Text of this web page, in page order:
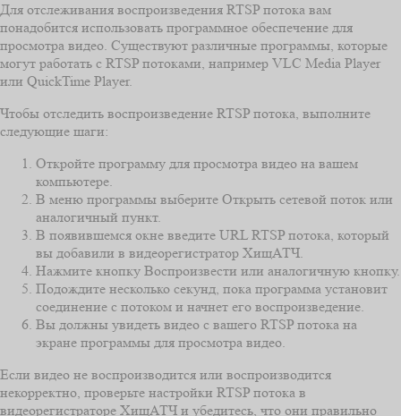
Для отслеживания воспроизведения RTSP потока вам
понадобится использовать программное обеспечение для
просмотра видео. Существуют различные программы, которые
могут работать с RTSP потоками, например VLC Media Player
или QuickTime Player.
Чтобы отследить воспроизведение RTSP потока, выполните
следующие шаги:
Откройте программу для просмотра видео на вашем
компьютере.
В меню программы выберите Открыть сетевой поток или
аналогичный пункт.
В появившемся окне введите URL RTSP потока, который
вы добавили в видеорегистратор ХищАТЧ.
Нажмите кнопку Воспроизвести или аналогичную кнопку.
Подождите несколько секунд, пока программа установит
соединение с потоком и начнет его воспроизведение.
Вы должны увидеть видео с вашего RTSP потока на
экране программы для просмотра видео.
Если видео не воспроизводится или воспроизводится
некорректно, проверьте настройки RTSP потока в
видеорегистраторе ХищАТЧ и убедитесь, что они правильно